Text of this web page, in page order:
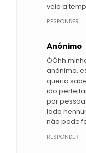
veio a
RESPONDER
Anónimo
ÓÓhh
anónimo,
queria
ido
por
lado
não pode
RESPONDER